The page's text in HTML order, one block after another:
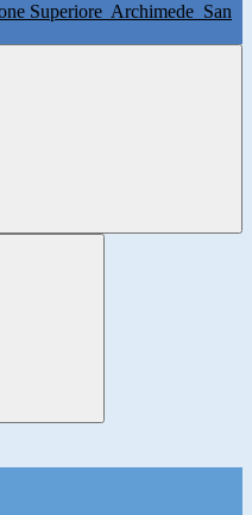
Superiore Archimede San